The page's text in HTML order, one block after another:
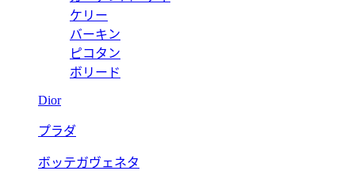
ケリー
バーキン
ピコタン
ボリード
Dior
プラダ
ボッテガヴェネタ